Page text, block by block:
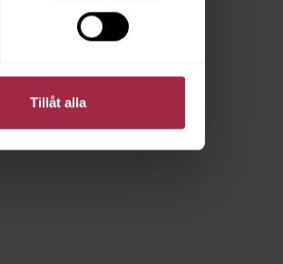
Tillåt alla